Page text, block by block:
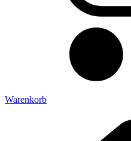
Warenkorb